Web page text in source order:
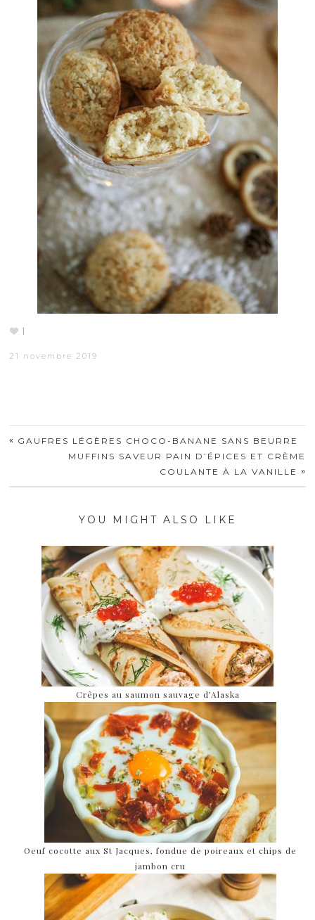
1
21 novembre 2019
« GAUFRES LÉGÈRES CHOCO-BANANE SANS BEURRE
MUFFINS SAVEUR PAIN D’ÉPICES ET CRÈME
COULANTE À LA VANILLE »
YOU MIGHT ALSO LIKE
Crêpes au saumon sauvage d’Alaska
Oeuf cocotte aux St Jacques, fondue de poireaux et chips de
jambon cru